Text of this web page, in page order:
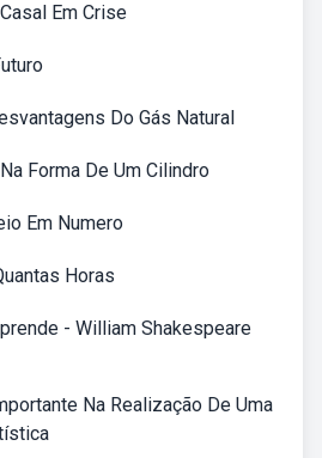
Em Crise
Do Gás Natural
Forma De Um Cilindro
Em Numero
Horas
- William Shakespeare
Na Realização De Uma